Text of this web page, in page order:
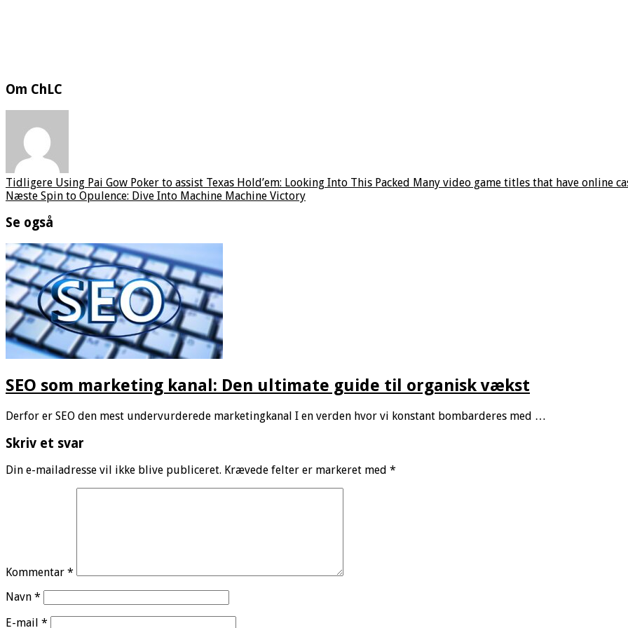
Om ChLC
Tidligere Using Pai Gow Poker to assist Texas Hold’em: Looking Into This Packed Many video game titles that have online
Næste Spin to Opulence: Dive Into Machine Machine Victory
Se også
SEO som marketing kanal: Den ultimate guide til organisk vækst
Derfor er SEO den mest undervurderede marketingkanal I en verden hvor vi konstant bombarderes med …
Skriv et svar
Din e-mailadresse vil ikke blive publiceret. Krævede felter er markeret med *
Kommentar *
Navn *
E-mail *